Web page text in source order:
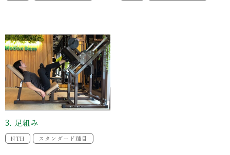
3. 足組み
NTH スタンダード種目